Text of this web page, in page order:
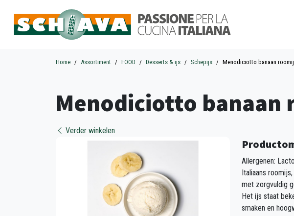
Home Assortiment FOOD Desserts & ijs Schepijs Menodiciotto banaan
Menodiciotto banaan
Verder winkelen
Allergenen:
Italiaans
met zorgvuldig
Het ijs staat
smaken en